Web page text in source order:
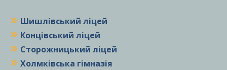
Шишлівський ліцей
Концівський ліцей
Сторожницький ліцей
Холмківська гімназія